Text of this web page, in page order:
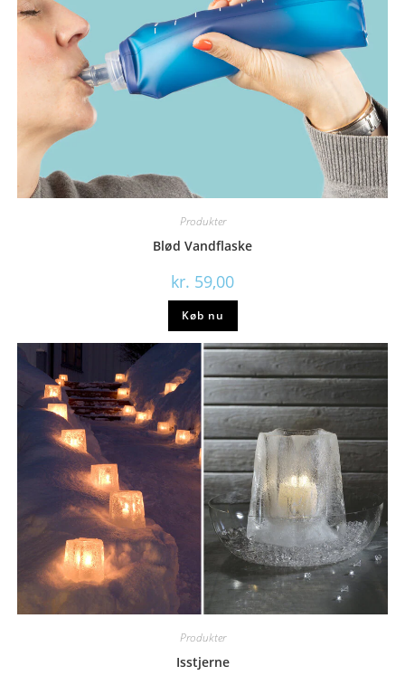
Produkter
Blød Vandflaske
kr. 59,00
Køb nu
Produkter
Isstjerne